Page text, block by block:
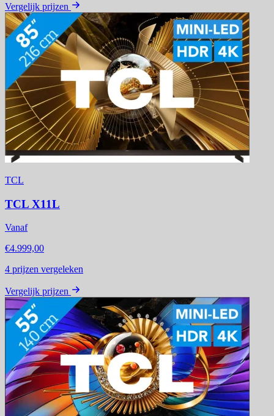
Vergelijk prijzen
TCL
TCL X11L
Vanaf
€4.999,00
4 prijzen vergeleken
Vergelijk prijzen